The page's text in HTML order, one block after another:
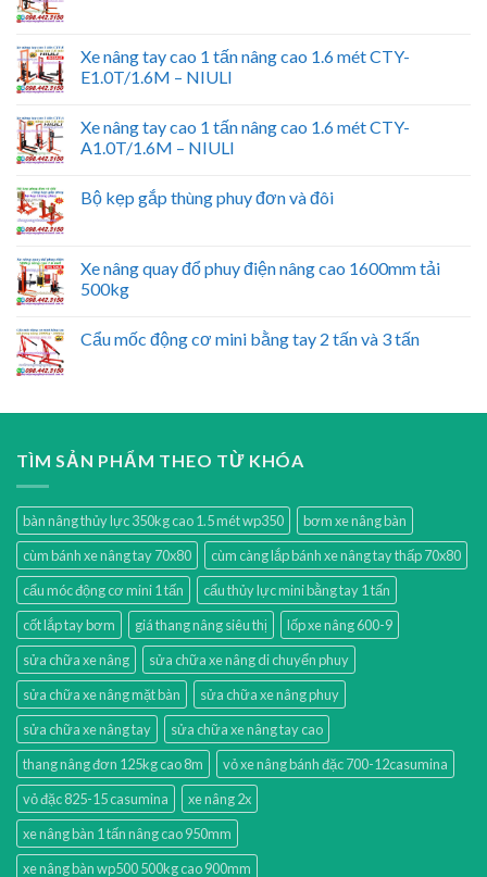
Xe nâng tay cao 1 tấn nâng cao 1.6 mét CTY-
E1.0T/1.6M – NIULI
Xe nâng tay cao 1 tấn nâng cao 1.6 mét CTY-
A1.0T/1.6M – NIULI
Bộ kẹp gắp thùng phuy đơn và đôi
Xe nâng quay đổ phuy điện nâng cao 1600mm tải
500kg
Cẩu mốc động cơ mini bằng tay 2 tấn và 3 tấn
TÌM SẢN PHẨM THEO TỪ KHÓA
bàn nâng thủy lực 350kg cao 1.5 mét wp350
bơm xe nâng bàn
cùm bánh xe nâng tay 70x80
cùm càng lắp bánh xe nâng tay thấp 70x80
cẩu móc động cơ mini 1 tấn
cẩu thủy lực mini bằng tay 1 tấn
cốt lắp tay bơm
giá thang nâng siêu thị
lốp xe nâng 600-9
sửa chữa xe nâng
sửa chữa xe nâng di chuyển phuy
sửa chữa xe nâng mặt bàn
sửa chữa xe nâng phuy
sửa chữa xe nâng tay
sửa chữa xe nâng tay cao
thang nâng đơn 125kg cao 8m
vỏ xe nâng bánh đặc 700-12casumina
vỏ đặc 825-15 casumina
xe nâng 2x
xe nâng bàn 1 tấn nâng cao 950mm
xe nâng bàn wp500 500kg cao 900mm